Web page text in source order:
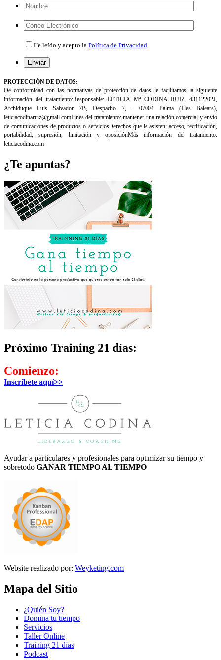
favor,
este
vacío.
favor,
este
vacío.
He leído y acepto la Política de Privacidad
favor,
deja
este
campo
vacío.
PROTECCIÓN DE DATOS:
De conformidad con las normativas de protección de datos le facilitamos la siguiente
información del tratamiento:Responsable: LETICIA Mª CODINA RUIZ, 43112202J,
Archiduque Luis Salvador 7B, Despacho 7, - 07004 Palma (Illes Balears),
leticiacodinaruiz@gmail.comFines del tratamiento: mantener una relación comercial y envío
de comunicaciones de productos o serviciosDerechos que le asisten: acceso, rectificación,
portabilidad, supresión, limitación y oposiciónMás información del tratamiento:
leticiacodina.com
¿Te apuntas?
Próximo Training 21 días:
Comienzo:
Inscríbete aquí>>
Ayudar a particulares y profesionales para optimizar su tiempo y
sobretodo GANAR TIEMPO AL TIEMPO
Website realizado por: Weyketing.com
Mapa del Sitio
¿Quién Soy?
Domina tu tiempo
Servicios
Taller Online
Training 21 días
Podcast